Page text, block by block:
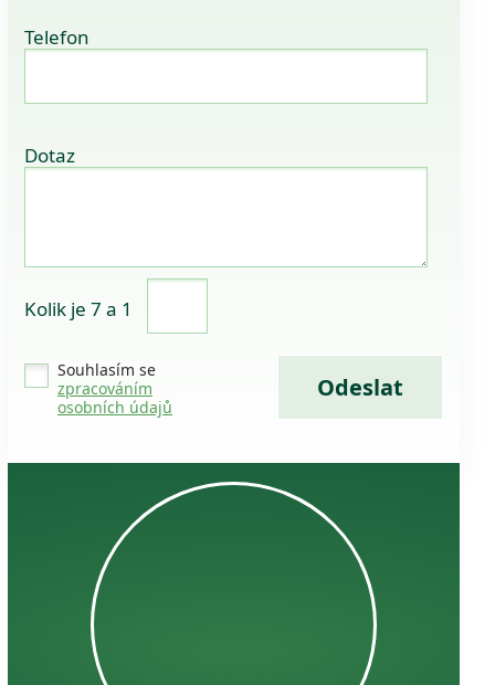
Telefon
Dotaz
Kolik je 7 a 1
Souhlasím se
zpracováním
osobních údajů